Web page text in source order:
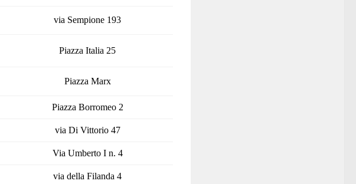
via Sempione 193
Piazza Italia 25
Piazza Marx
Piazza Borromeo 2
via Di Vittorio 47
Via Umberto I n. 4
via della Filanda 4